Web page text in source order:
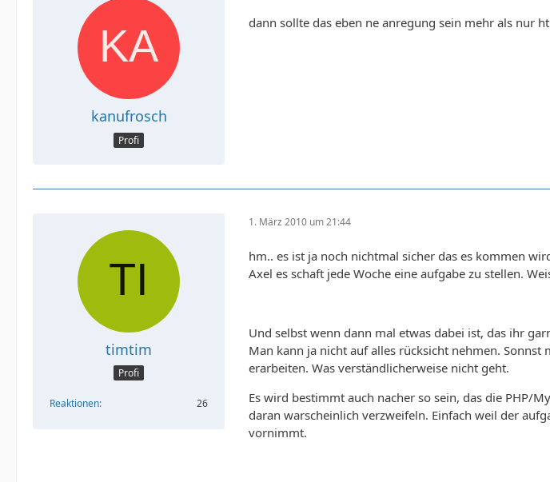
kanufrosch
Profi
dann sollte das eben ne anregung sein mehr als nur
timtim
Profi
Reaktionen 26
1. März 2010 um 21:44
hm.. es ist ja noch nichtmal sicher das es kommen
Axel es schaft jede Woche eine aufgabe zu stellen.
Und selbst wenn dann mal etwas dabei ist, das ihr
Man kann ja nicht auf alles rücksicht nehmen.
erarbeiten. Was verständlicherweise nicht geht.
Es wird bestimmt auch nacher so sein, das die PHP/
daran warscheinlich verzweifeln. Einfach weil der
vornimmt.